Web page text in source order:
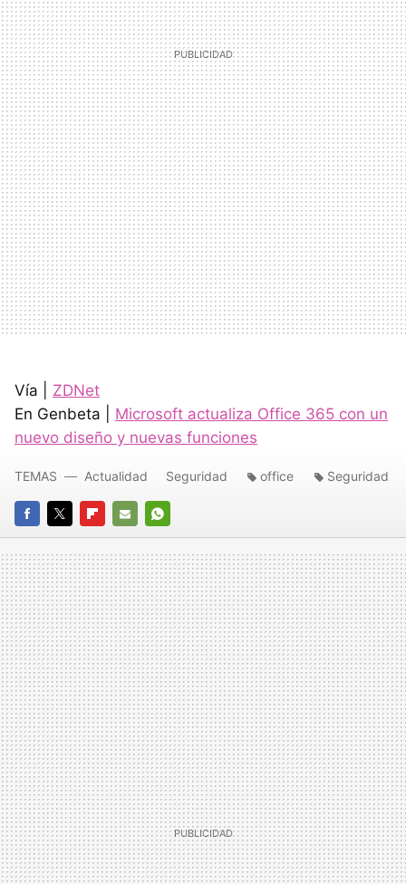
Vía | ZDNet
En Genbeta | Microsoft actualiza Office 365 con un
nuevo diseño y nuevas funciones
FACEBOOK
TWITTERFLIPBOARD
E-
MAIL
WHATSAPP
TEMAS Actualidad Seguridad office Seguridad